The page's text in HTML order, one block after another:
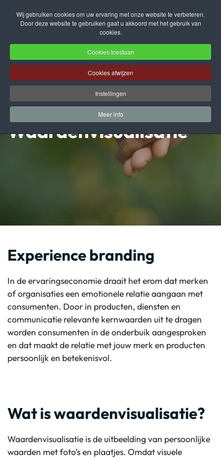
Wij gebruiken cookies om uw ervaring met onze website te verbeteren.
Door deze website te gebruiken gaat u akkoord met het gebruik van
cookies.
Cookies toestaan
Cookies afwijzen
Instellingen
Meer info
Terug naar hoofdinhoud
Waardenvisualisatie
Experience branding
In de ervaringseconomie draait het erom dat merken
of organisaties een emotionele relatie aangaan met
consumenten. Door in producten, diensten en
communicatie relevante kernwaarden uit te dragen
worden consumenten in de onderbuik aangesproken
en dat maakt de relatie met jouw merk en producten
persoonlijk en betekenisvol.
Wat is waardenvisualisatie?
Waardenvisualisatie is de uitbeelding van persoonlijke
waarden met foto’s en plaatjes. Omdat visuele